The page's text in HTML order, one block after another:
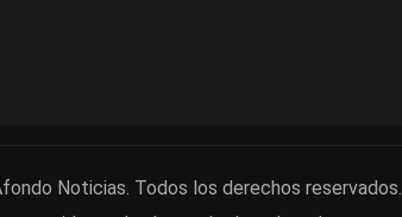
Noticias. Todos los derechos reservados.